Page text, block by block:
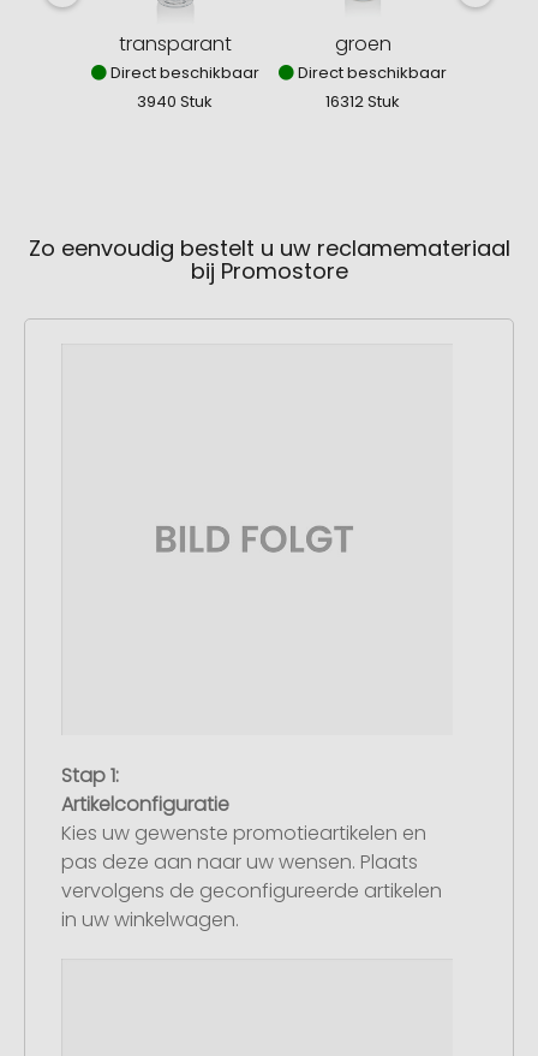
transparant
Direct beschikbaar
3940 Stuk
groen
Direct beschikbaar
16312 Stuk
Zo eenvoudig bestelt u uw reclamemateriaal
bij Promostore
Stap 1:
Artikelconfiguratie
Kies uw gewenste promotieartikelen en
pas deze aan naar uw wensen. Plaats
vervolgens de geconfigureerde artikelen
in uw winkelwagen.